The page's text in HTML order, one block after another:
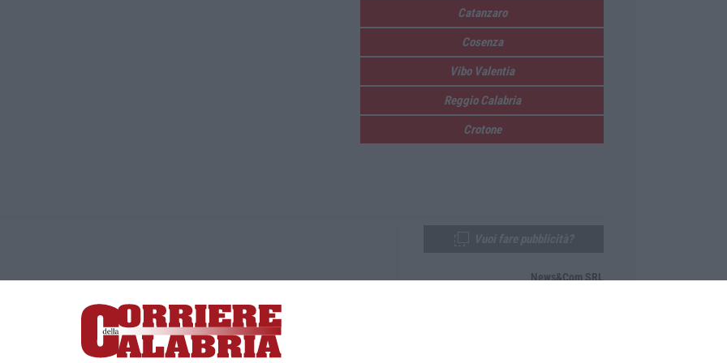
Catanzaro
Cosenza
Vibo Valentia
Reggio Calabria
Crotone
Lamezia Terme (CZ)
responsabile Paola Militano |Privacy
News&Com SRL